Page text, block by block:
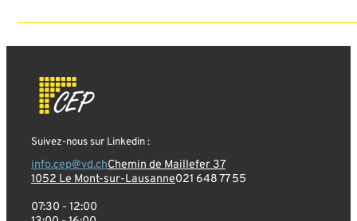
Suivez-nous sur Linkedin :
info.cep@vd.chChemin de Maillefer 37
1052 Le Mont-sur-Lausanne021 648 77 55
07:30 - 12:00